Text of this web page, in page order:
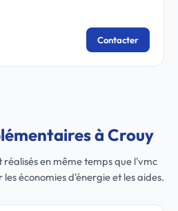
Contacter
à Crouy
en même temps que l'vmc
économies d'énergie et les aides.